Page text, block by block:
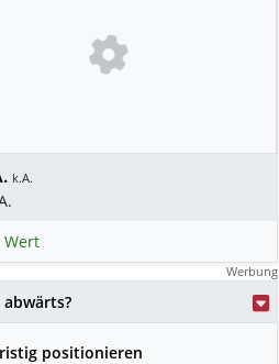
k.A.
Werbung
positionieren